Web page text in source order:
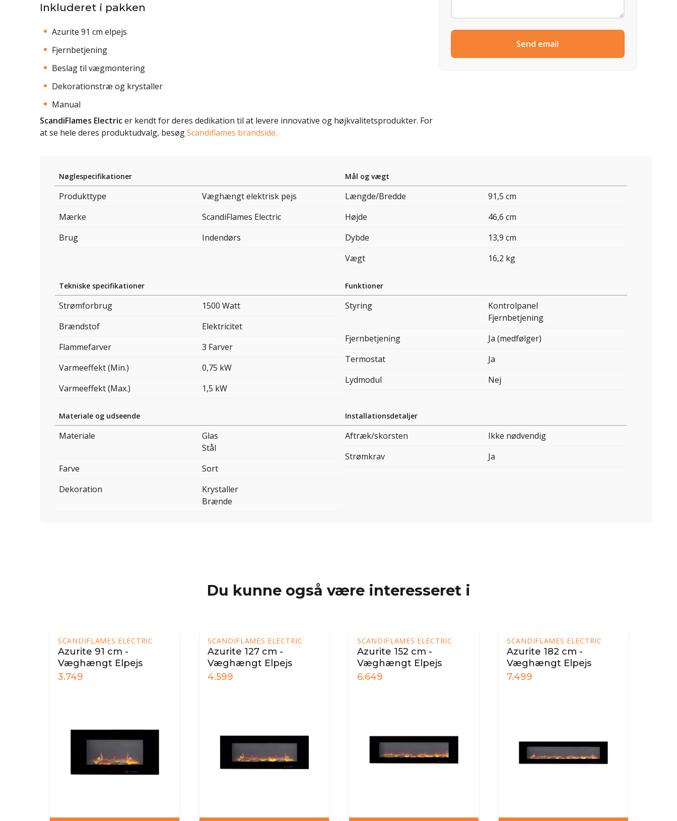
Inkluderet i pakken
Azurite 91 cm elpejs
Fjernbetjening
Beslag til vægmontering
Dekorationstræ og krystaller
Manual
ScandiFlames Electricer kendt for deres dedikation til at levere innovative og højkvalitetsprodukter. For
at se hele deres produktudvalg, besøgScandiflames brandside.
Send email
Nøglespecifikationer
Produkttype
Væghængt elektrisk pejs
Mærke
ScandiFlames Electric
Brug
Indendørs
Mål og vægt
Længde/Bredde
91,5 cm
Højde
46,6 cm
Dybde
13,9 cm
Vægt
16,2 kg
Tekniske specifikationer
Strømforbrug
1500 Watt
Brændstof
Elektricitet
Flammefarver
3 Farver
Varmeeffekt (Min.)
0,75 kW
Varmeeffekt (Max.)
1,5 kW
Funktioner
Styring
Kontrolpanel
Fjernbetjening
Fjernbetjening
Ja (medfølger)
Termostat
Ja
Lydmodul
Nej
Materiale og udseende
Materiale
Glas
Stål
Farve
Sort
Dekoration
Krystaller
Brænde
Installationsdetaljer
Aftræk/skorsten
Ikke nødvendig
Strømkrav
Ja
Du kunne også være interesseret i
SCANDIFLAMES ELECTRIC
Azurite 91 cm -
Væghængt Elpejs
SCANDIFLAMES ELECTRIC
Azurite 127 cm -
Væghængt Elpejs
SCANDIFLAMES ELECTRIC
Azurite 152 cm -
Væghængt Elpejs
SCANDIFLAMES ELECTRIC
Azurite 182 cm -
Væghængt Elpejs